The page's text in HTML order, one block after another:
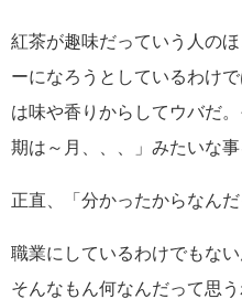
紅茶が趣味だっていう人の
ーになろうとしているわけ
は味や香りからしてウバだ
期は～月、、、」みたいな
正直、「分かったからなん
職業にしているわけでもな
そんなもん何なんだって思う